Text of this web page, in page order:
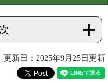
更新日：2025年9月25日更新